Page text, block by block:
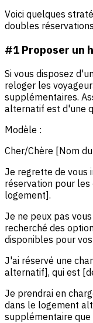
Voici quelques
doubles
#1 Proposer un
Si vous disposez
reloger les
supplémentaires.
alternatif est d'une
Modèle :
Cher/Chère [Nom
Je regrette de vous
réservation pour
logement].
Je ne peux pas
recherché des
disponibles pour
J'ai réservé une
alternatif], qui est
Je prendrai en
dans le logement
supplémentaire que